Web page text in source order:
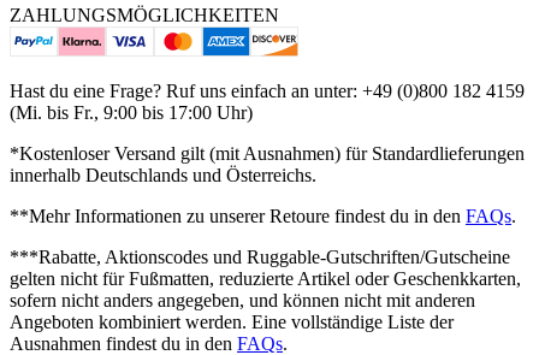
ZAHLUNGSMÖGLICHKEITEN
Hast du eine Frage? Ruf uns einfach an unter: +49 (0)800 182 4159
(Mi. bis Fr., 9:00 bis 17:00 Uhr)
*Kostenloser Versand gilt (mit Ausnahmen) für Standardlieferungen
innerhalb Deutschlands und Österreichs.
**Mehr Informationen zu unserer Retoure findest du in den FAQs.
***Rabatte, Aktionscodes und Ruggable-Gutschriften/Gutscheine
gelten nicht für Fußmatten, reduzierte Artikel oder Geschenkkarten,
sofern nicht anders angegeben, und können nicht mit anderen
Angeboten kombiniert werden. Eine vollständige Liste der
Ausnahmen findest du in den FAQs.